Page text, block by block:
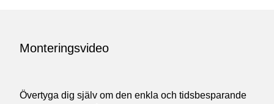
Monteringsvideo
Övertyga dig själv om den enkla och tidsbesparande